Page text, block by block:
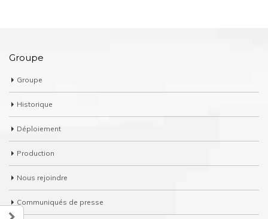
Groupe
Groupe
Historique
Déploiement
Production
Nous rejoindre
Communiqués de presse